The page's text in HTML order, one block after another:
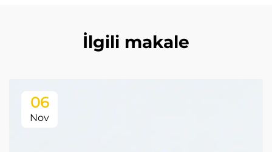
İlgili makale
06
Nov